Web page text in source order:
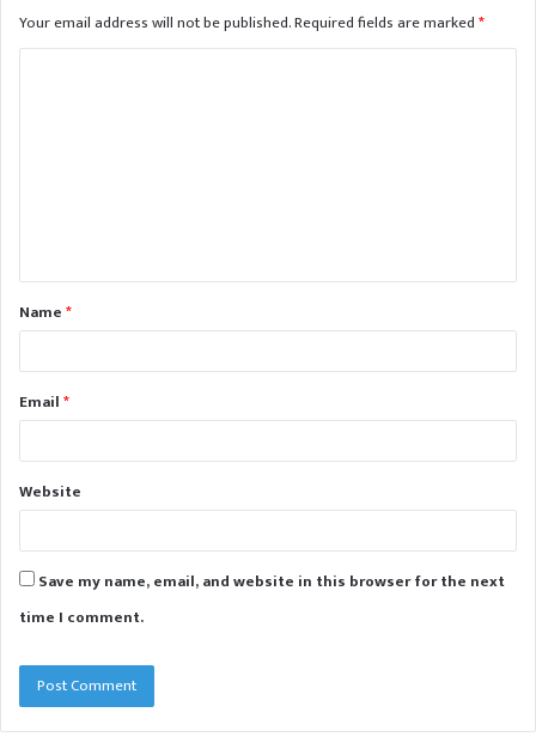
Your email address will not be published.Required fields are marked*
t
*Name*
Email*
Website
Save my name, email, and website in this browser for the next
time I comment.